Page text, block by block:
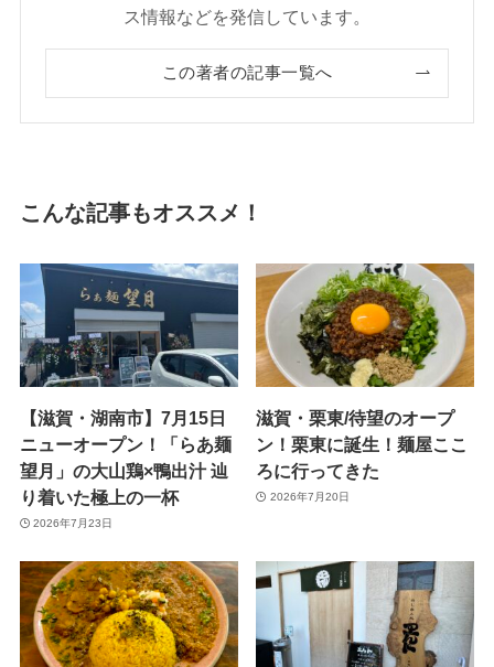
ス情報などを発信しています。
この著者の記事一覧へ
こんな記事もオススメ！
【滋賀・湖南市】7月15日
ニューオープン！「らあ麺
望月」の大山鶏×鴨出汁 辿
り着いた極上の一杯
2026年7月23日
滋賀・栗東/待望のオープ
ン！栗東に誕生！麺屋ここ
ろに行ってきた
2026年7月20日